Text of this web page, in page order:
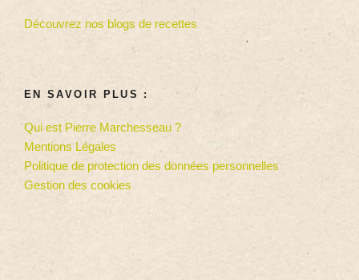
Découvrez nos blogs de recettes
EN SAVOIR PLUS :
Qui est Pierre Marchesseau ?
Mentions Légales
Politique de protection des données personnelles
Gestion des cookies